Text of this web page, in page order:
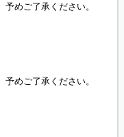
めご了承ください。
めご了承ください。